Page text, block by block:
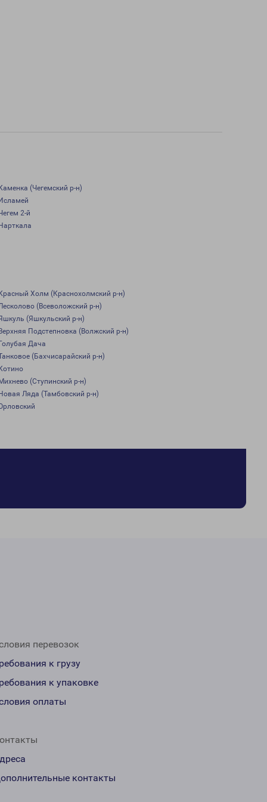
(Чегемский р-н)
2-й
Холм (Краснохолмский р-н)
(Всеволожский р-н)
(Яшкульский р-н)
Подстепновка (Волжский р-н)
Дача
(Бахчисарайский р-н)
(Ступинский р-н)
Ляда (Тамбовский р-н)
перевозок
к грузу
к упаковке
оплаты
контакты